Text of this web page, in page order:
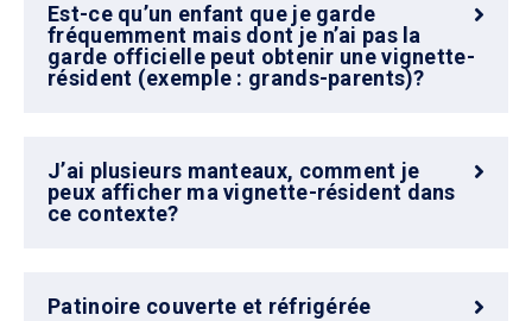
Est-ce qu’un enfant que je garde
fréquemment mais dont je n’ai pas la
garde officielle peut obtenir une vignette-
résident (exemple : grands-parents)?
J’ai plusieurs manteaux, comment je
peux afficher ma vignette-résident dans
ce contexte?
Patinoire couverte et réfrigérée